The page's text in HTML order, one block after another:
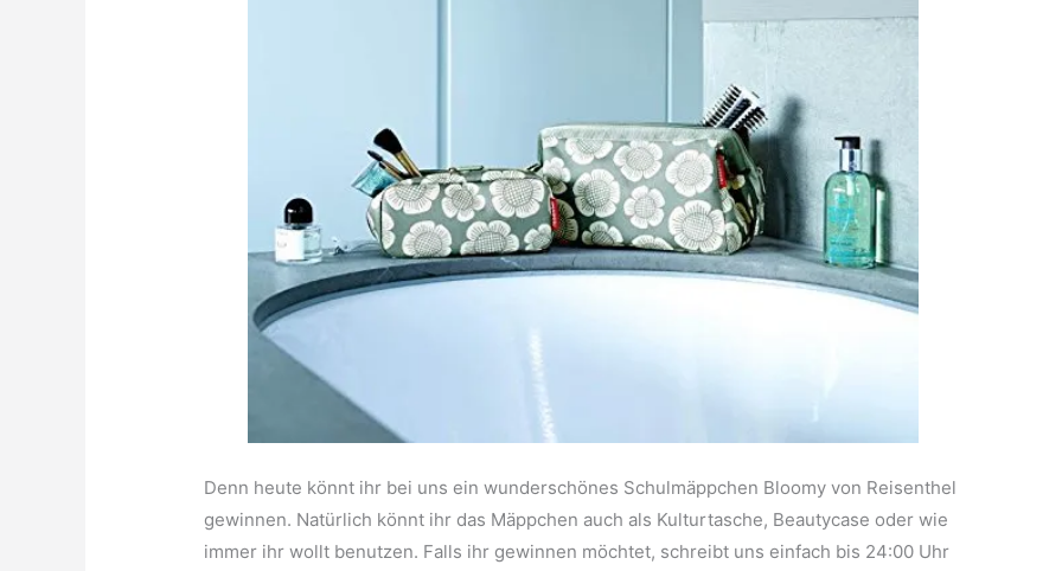
Denn heute könnt ihr bei uns ein wunderschönes Schulmäppchen Bloomy von Reisenthel
gewinnen. Natürlich könnt ihr das Mäppchen auch als Kulturtasche, Beautycase oder wie
immer ihr wollt benutzen. Falls ihr gewinnen möchtet, schreibt uns einfach bis 24:00 Uhr